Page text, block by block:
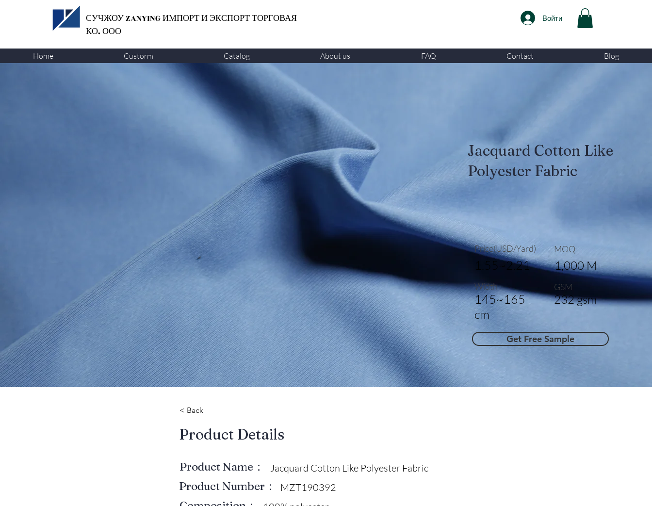
СУЧЖОУ ZANYINGИМПОРТ И ЭКСПОРТ ТОРГОВАЯ
КО. ООО
Войти
Home Custorm Catalog About us FAQ Contact Blog
Jacquard Cotton Like
Polyester Fabric
Price(USD/Yard)
1.55~2.21
Width
145~165
cm
MOQ
1,000 M
GSM
232 gsm
Get Free Sample
< Back
​Product Details
Product Name： Jacquard Cotton Like Polyester Fabric
Product Number： MZT190392